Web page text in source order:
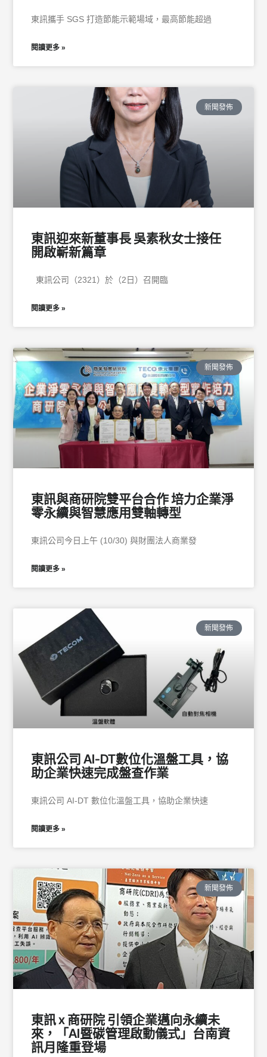
東訊攜手 SGS 打造節能示範場域，最高節能超過
閱讀更多 »
新聞發佈
東訊迎來新董事長 吳素秋女士接任
開啟嶄新篇章
東訊公司（2321）於（2日）召開臨
閱讀更多 »
新聞發佈
東訊與商研院雙平台合作 培力企業淨
零永續與智慧應用雙軸轉型
東訊公司今日上午 (10/30) 與財團法人商業發
閱讀更多 »
新聞發佈
東訊公司 AI-DT數位化溫盤工具，協
助企業快速完成盤查作業
東訊公司 AI-DT 數位化溫盤工具，協助企業快速
閱讀更多 »
新聞發佈
東訊 x 商研院 引領企業邁向永續未
來，「AI暨碳管理啟動儀式」台南資
訊月隆重登場